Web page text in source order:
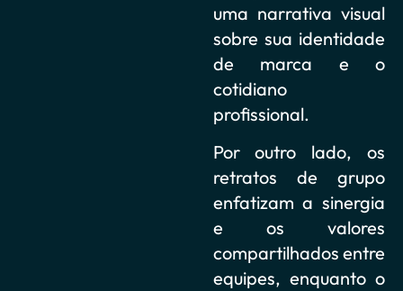
uma narrativa visual
sobre sua identidade
de marca e o
cotidiano
profissional.
Por outro lado, os
retratos de grupo
enfatizam a sinergia
e os valores
compartilhados entre
equipes, enquanto o